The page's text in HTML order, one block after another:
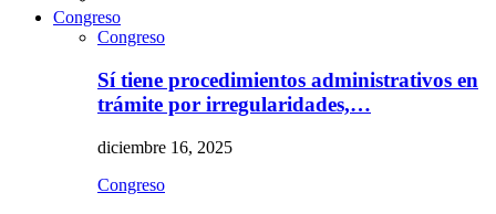
Congreso
Congreso
Sí tiene procedimientos administrativos en
trámite por irregularidades,…
diciembre 16, 2025
Congreso